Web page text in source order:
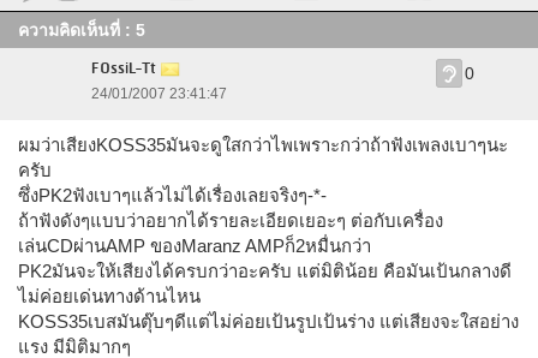
ความคิดเห็นที่ : 5
FOssiL-Tt
24/01/2007 23:41:47
0
ผมว่าเสียงKOSS35มันจะดูใสกว่าไพเพราะกว่าถ้าฟังเพลงเบาๆนะ
ครับ
ซึ่งPK2ฟังเบาๆแล้วไม่ได้เรื่องเลยจริงๆ-*-
ถ้าฟังดังๆแบบว่าอยากได้รายละเอียดเยอะๆ ต่อกับเครื่อง
เล่นCDผ่านAMP ของMaranz AMPก็2หมื่นกว่า
PK2มันจะให้เสียงได้ครบกว่าอะครับ แต่มิติน้อย คือมันเป้นกลางดี
ไม่ค่อยเด่นทางด้านไหน
KOSS35เบสมันตุ๊บๆดีแต่ไม่ค่อยเป้นรูปเป้นร่าง แต่เสียงจะใสอย่าง
แรง มีมิติมากๆ